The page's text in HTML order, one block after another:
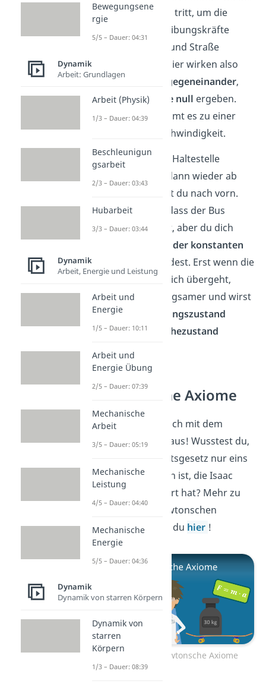
auf das Gaspedal tritt, um die
entstehenden Reibungskräfte
zwischen Reifen und Straße
. Hier wirken also
mehrere Kräfte gegeneinander,
die in derSumme null ergeben.
Nur deshalb kommt es zu einer
konstanten Geschwindigkeit.
Bei der nächsten Haltestelle
der Bus dann wieder ab
und diesmal fällst du nach vorn.
Das liegt daran, dass der Bus
bereits abbremst, aber du dich
Zustand der konstanten
befindest. Erst wenn die
Bremskraft auf dich übergeht,
wirst du auch langsamer und wirst
aus dem Bewegungszustand
zurück in den Ruhezustand
Newtonsche Axiome
Jetzt kennst du dich mit dem
Trägheitsgesetz aus! Wusstest du,
dass das Trägheitsgesetz nur eins
von drei Gesetzen ist, die Isaac
Newton formuliert hat? Mehr zu
den anderen Newtonschen
Gesetzen findest du hier !
Zum Video: Newtonsche Axiome
Bewegungsene
rgie
5/5 – Dauer: 04:31
Dynamik
Arbeit: Grundlagen
Arbeit (Physik)
1/3 – Dauer: 04:39
Beschleunigun
gsarbeit
2/3 – Dauer: 03:43
Hubarbeit
3/3 – Dauer: 03:44
Dynamik
Arbeit, Energie und Leistung
Arbeit und
Energie
1/5 – Dauer: 10:11
Arbeit und
Energie Übung
2/5 – Dauer: 07:39
Mechanische
Arbeit
3/5 – Dauer: 05:19
Mechanische
Leistung
4/5 – Dauer: 04:40
Mechanische
Energie
5/5 – Dauer: 04:36
Dynamik
Dynamik von starren Körpern
Dynamik von
starren
Körpern
1/3 – Dauer: 08:39